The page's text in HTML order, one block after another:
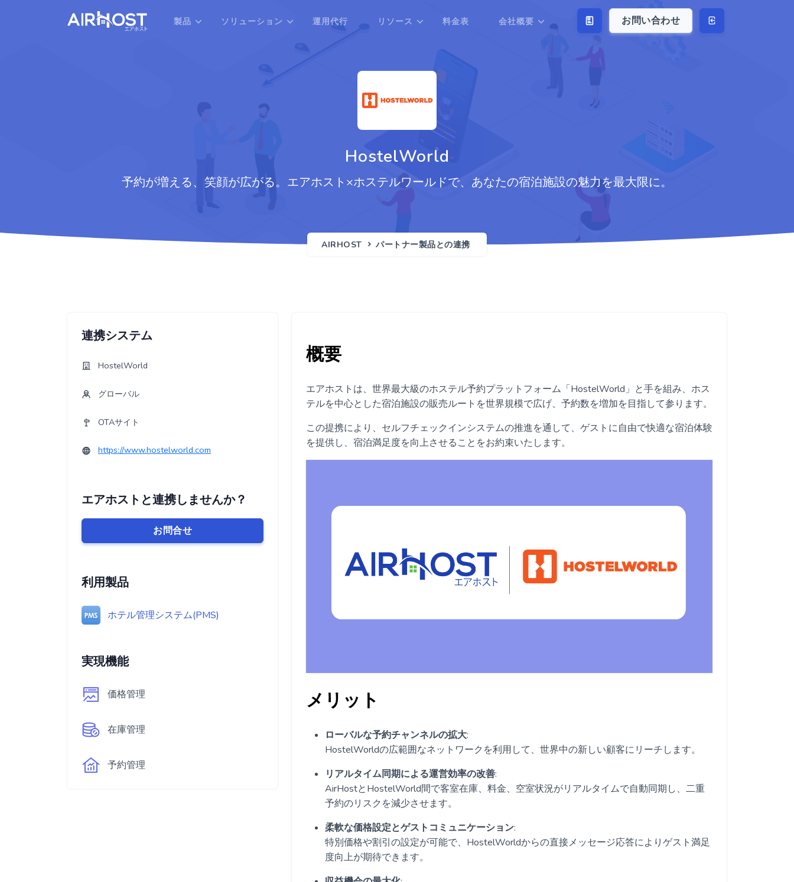
お問い合わせ
製品 ソリューション 運用代行 リソース 料金表 会社概要
HostelWorld
予約が増える、笑顔が広がる。エアホスト×ホステルワールドで、あなたの宿泊施設の魅力を最大限に。
AIRHOST パートナー製品との連携
連携システム
HostelWorld
グローバル
OTAサイト
https://www.hostelworld.com
エアホストと連携しませんか？
お問合せ
利用製品
ホテル管理システム(PMS)
実現機能
価格管理
在庫管理
予約管理
概要
エアホストは、世界最大級のホステル予約プラットフォーム「HostelWorld」と手を組み、ホス
テルを中心とした宿泊施設の販売ルートを世界規模で広げ、予約数を増加を目指して参ります。
この提携により、セルフチェックインシステムの推進を通して、ゲストに自由で快適な宿泊体験
を提供し、宿泊満足度を向上させることをお約束いたします。
メリット
ローバルな予約チャンネルの拡大:
HostelWorldの広範囲なネットワークを利用して、世界中の新しい顧客にリーチします。
リアルタイム同期による運営効率の改善:
AirHostとHostelWorld間で客室在庫、料金、空室状況がリアルタイムで自動同期し、二重
予約のリスクを減少させます。
柔軟な価格設定とゲストコミュニケーション:
特別価格や割引の設定が可能で、HostelWorldからの直接メッセージ応答によりゲスト満足
度向上が期待できます。